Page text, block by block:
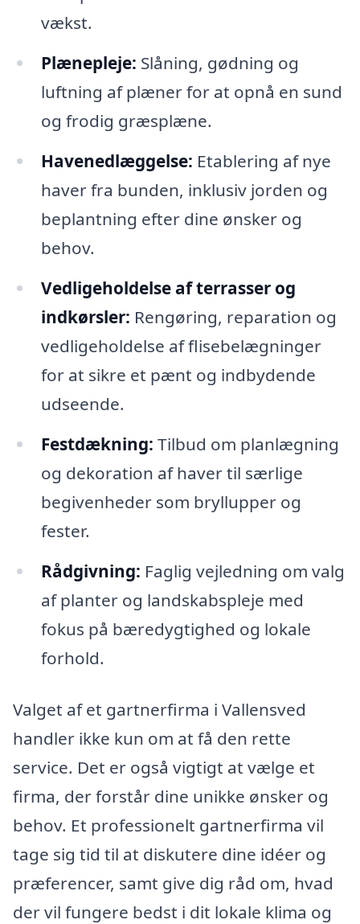
vækst.
Plænepleje: Slåning, gødning og
luftning af plæner for at opnå en sund
og frodig græsplæne.
Havenedlæggelse: Etablering af nye
haver fra bunden, inklusiv jorden og
beplantning efter dine ønsker og
behov.
Vedligeholdelse af terrasser og
indkørsler: Rengøring, reparation og
vedligeholdelse af flisebelægninger
for at sikre et pænt og indbydende
udseende.
Festdækning: Tilbud om planlægning
og dekoration af haver til særlige
begivenheder som bryllupper og
fester.
Rådgivning: Faglig vejledning om valg
af planter og landskabspleje med
fokus på bæredygtighed og lokale
forhold.
Valget af et gartnerfirma i Vallensved
handler ikke kun om at få den rette
service. Det er også vigtigt at vælge et
firma, der forstår dine unikke ønsker og
behov. Et professionelt gartnerfirma vil
tage sig tid til at diskutere dine idéer og
præferencer, samt give dig råd om, hvad
der vil fungere bedst i dit lokale klima og